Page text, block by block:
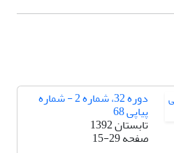
دوره 32، شماره 2 - شماره
پیاپی 68
تابستان 1392
صفحه15-29